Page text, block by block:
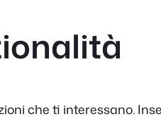
che ti interessano.